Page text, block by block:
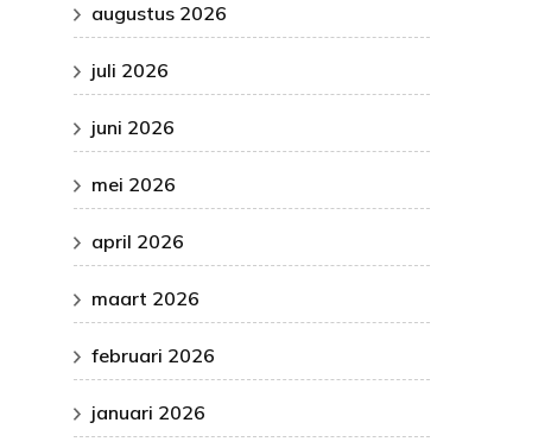
augustus 2026
juli 2026
juni 2026
mei 2026
april 2026
maart 2026
februari 2026
januari 2026